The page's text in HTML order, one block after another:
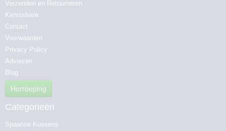
Verzenden en Retourneren
Kennisbank
Contact
Voorwaarden
Privacy Policy
Adviezen
Blog
Herroeping
Categorieën
Spaanse Kussens